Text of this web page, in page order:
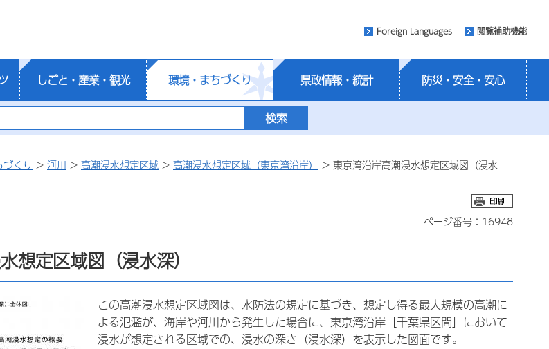
Foreign Languages 閲覧補助機能
しごと・産業・観光 環境・まちづくり 県政情報・統計 防災・安全・安心
づくり > 河川 > 高潮浸水想定区域 > 高潮浸水想定区域（東京湾沿岸）
> 東京湾沿岸高潮浸水想定区域図（浸水
ページ番号：16948
想定区域図（浸水深）
この高潮浸水想定区域図は、水防法の規定に基づき、想定し得る最大規模の高潮に
よる氾濫が、海岸や河川から発生した場合に、東京湾沿岸［千葉県区間］において
浸水が想定される区域での、浸水の深さ（浸水深）を表示した図面です。